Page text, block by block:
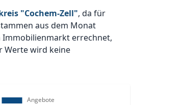
"Cochem-Zell", da für
aus dem Monat
Immobilienmarkt errechnet,
Werte wird keine